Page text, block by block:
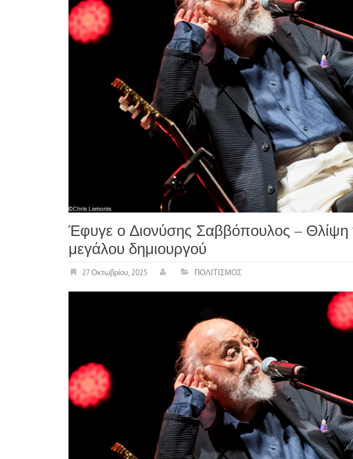
Έφυγε ο Διονύσης Σαββόπουλος – Θλίψη
μεγάλου δημιουργού
27 Οκτωβρίου, 2025 ΠΟΛΙΤΙΣΜΟΣ